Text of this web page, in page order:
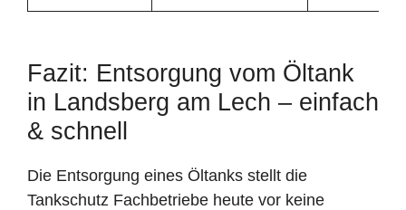
Fazit: Entsorgung vom Öltank
in Landsberg am Lech – einfach
& schnell
Die Entsorgung eines Öltanks stellt die
Tankschutz Fachbetriebe heute vor keine